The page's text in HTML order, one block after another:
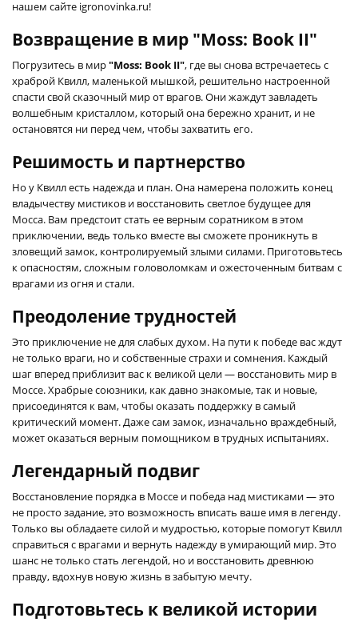
нашем сайте igronovinka.ru!
Возвращение в мир "Moss: Book II"
Погрузитесь в мир"Moss: Book II", где вы снова встречаетесь с
храброй Квилл, маленькой мышкой, решительно настроенной
спасти свой сказочный мир от врагов. Они жаждут завладеть
волшебным кристаллом, который она бережно хранит, и не
остановятся ни перед чем, чтобы захватить его.
Решимость и партнерство
Но у Квилл есть надежда и план. Она намерена положить конец
владычеству мистиков и восстановить светлое будущее для
Мосса. Вам предстоит стать ее верным соратником в этом
приключении, ведь только вместе вы сможете проникнуть в
зловещий замок, контролируемый злыми силами. Приготовьтесь
к опасностям, сложным головоломкам и ожесточенным битвам с
врагами из огня и стали.
Преодоление трудностей
Это приключение не для слабых духом. На пути к победе вас ждут
не только враги, но и собственные страхи и сомнения. Каждый
шаг вперед приблизит вас к великой цели — восстановить мир в
Моссе. Храбрые союзники, как давно знакомые, так и новые,
присоединятся к вам, чтобы оказать поддержку в самый
критический момент. Даже сам замок, изначально враждебный,
может оказаться верным помощником в трудных испытаниях.
Легендарный подвиг
Восстановление порядка в Моссе и победа над мистиками — это
не просто задание, это возможность вписать ваше имя в легенду.
Только вы обладаете силой и мудростью, которые помогут Квилл
справиться с врагами и вернуть надежду в умирающий мир. Это
шанс не только стать легендой, но и восстановить древнюю
правду, вдохнув новую жизнь в забытую мечту.
Подготовьтесь к великой истории